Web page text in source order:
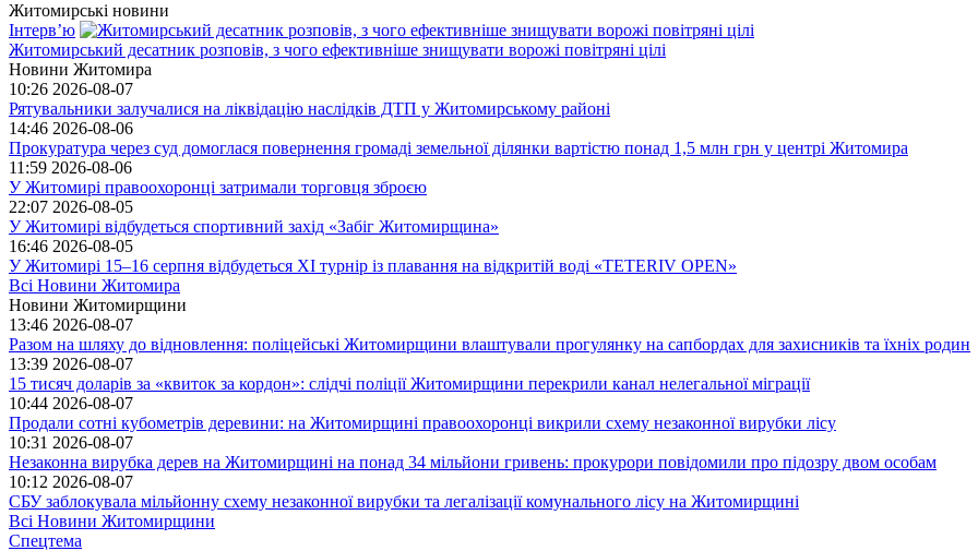
Житомирські новини
Інтерв’ю
Житомирський десатник розповів, з чого ефективніше знищувати ворожі повітряні цілі
Новини Житомира
10:26 2026-08-07
Рятувальники залучалися на ліквідацію наслідків ДТП у Житомирському районі
14:46 2026-08-06
Прокуратура через суд домоглася повернення громаді земельної ділянки вартістю понад 1,5 млн грн у центрі Житомира
11:59 2026-08-06
У Житомирі правоохоронці затримали торговця зброєю
22:07 2026-08-05
У Житомирі відбудеться спортивний захід «Забіг Житомирщина»
16:46 2026-08-05
У Житомирі 15–16 серпня відбудеться XI турнір із плавання на відкритій воді «TETERIV OPEN»
Всі Новини Житомира
Новини Житомирщини
13:46 2026-08-07
Разом на шляху до відновлення: поліцейські Житомирщини влаштували прогулянку на сапбордах для захисників та їхніх родин
13:39 2026-08-07
15 тисяч доларів за «квиток за кордон»: слідчі поліції Житомирщини перекрили канал нелегальної міграції
10:44 2026-08-07
Продали сотні кубометрів деревини: на Житомирщині правоохоронці викрили схему незаконної вирубки лісу
10:31 2026-08-07
Незаконна вирубка дерев на Житомирщині на понад 34 мільйони гривень: прокурори повідомили про підозру двом особам
10:12 2026-08-07
СБУ заблокувала мільйонну схему незаконної вирубки та легалізації комунального лісу на Житомирщині
Всі Новини Житомирщини
Спецтема